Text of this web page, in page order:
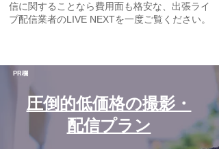
信に関することなら費用面も格安な、出張ライ
ブ配信業者のLIVE NEXTを一度ご覧ください。
PR欄
圧倒的低価格の撮影・
配信プラン